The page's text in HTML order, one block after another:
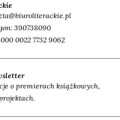
390738090
0022 7732 9062
o premierach książkowych,